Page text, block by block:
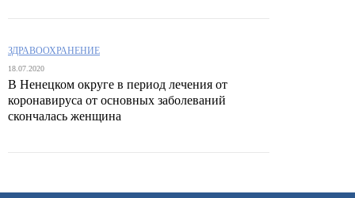
ЗДРАВООХРАНЕНИЕ
18.07.2020
В Ненецком округе в период лечения от
коронавируса от основных заболеваний
скончалась женщина